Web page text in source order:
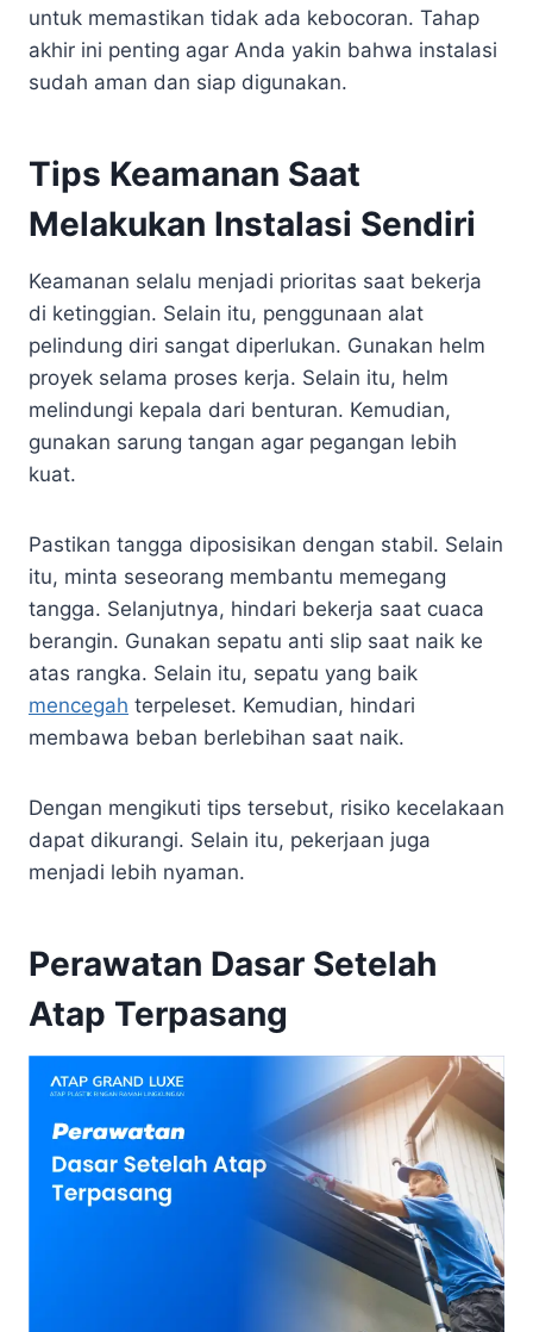
untuk memastikan tidak ada kebocoran. Tahap
akhir ini penting agar Anda yakin bahwa instalasi
sudah aman dan siap digunakan.
Tips Keamanan Saat
Melakukan Instalasi Sendiri
Keamanan selalu menjadi prioritas saat bekerja
di ketinggian. Selain itu, penggunaan alat
pelindung diri sangat diperlukan. Gunakan helm
proyek selama proses kerja. Selain itu, helm
melindungi kepala dari benturan. Kemudian,
gunakan sarung tangan agar pegangan lebih
kuat.
Pastikan tangga diposisikan dengan stabil. Selain
itu, minta seseorang membantu memegang
tangga. Selanjutnya, hindari bekerja saat cuaca
berangin. Gunakan sepatu anti slip saat naik ke
atas rangka. Selain itu, sepatu yang baik
mencegah terpeleset. Kemudian, hindari
membawa beban berlebihan saat naik.
Dengan mengikuti tips tersebut, risiko kecelakaan
dapat dikurangi. Selain itu, pekerjaan juga
menjadi lebih nyaman.
Perawatan Dasar Setelah
Atap Terpasang